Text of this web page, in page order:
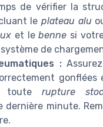
de vérifier la
le plateau alu
et lebenne si
de
:
toute rupture
dernière minute.